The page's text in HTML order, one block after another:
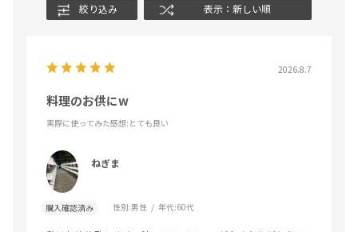
絞り込み 表示：新しい順
2026.8.7
料理のお供にw
実際に使ってみた感想:とても良い
ねぎま
購入確認済み 性別:男性 年代:60代